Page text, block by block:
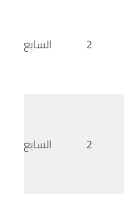
2 السابع
2 السابع